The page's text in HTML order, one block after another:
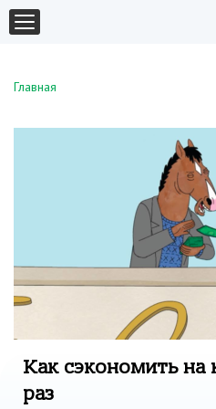
Главная
Как сэкономить на
раз